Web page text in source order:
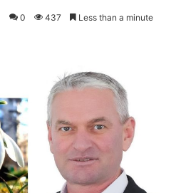
0 437 Less than a minute